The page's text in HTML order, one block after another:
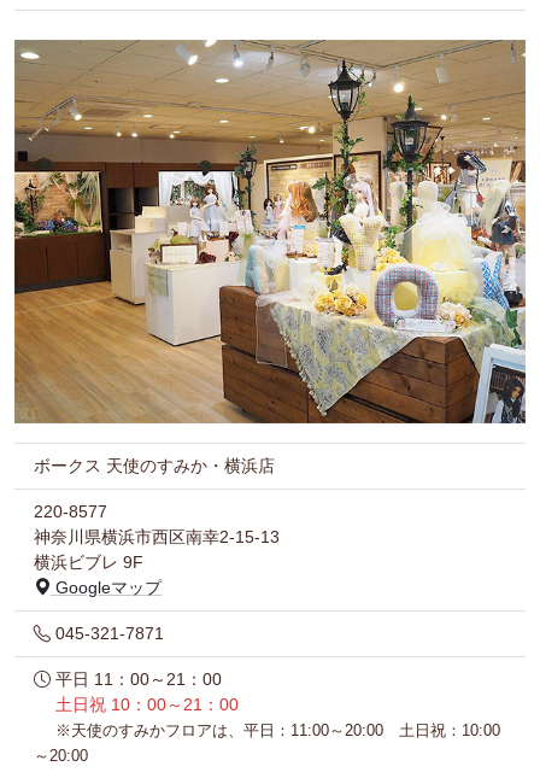
ボークス 天使のすみか・横浜店
220-8577
神奈川県横浜市西区南幸2-15-13
横浜ビブレ 9F
Googleマップ
045-321-7871
平日 11：00～21：00
土日祝 10：00～21：00
※天使のすみかフロアは、平日：11:00～20:00 土日祝：10:00
～20:00